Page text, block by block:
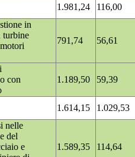
1.981,24
116,00
in
turbine
791,74 56,61
con
1.189,50 59,39
1.614,15
1.029,53
nelle
del
e
1.589,35 114,64